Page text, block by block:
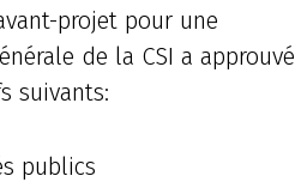
projet pour une
de la CSI a approuvé
suivants:
publics